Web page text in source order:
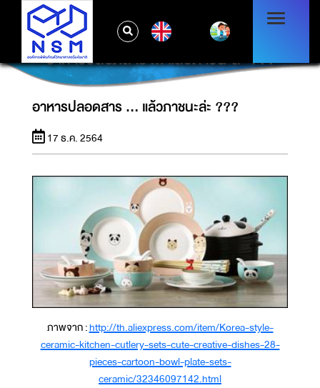
อาหารปลอดสาร ... แล้วภาชนะล่ะ ???
อาหารปลอดสาร ... แล้วภาชนะล่ะ ???
17 ธ.ค. 2564
ภาพจาก :http://th.aliexpress.com/item/Korea-style-
ceramic-kitchen-cutlery-sets-cute-creative-dishes-28-
pieces-cartoon-bowl-plate-sets-
ceramic/32346097142.html